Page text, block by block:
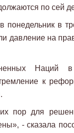
по сей
в
давление на
Наций
к
пор для
- сказала